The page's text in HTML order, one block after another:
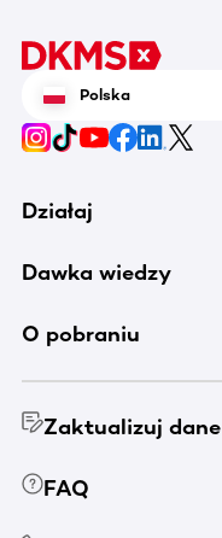
Polska
Działaj
Dawka wiedzy
O pobraniu
Zaktualizuj dane
FAQ